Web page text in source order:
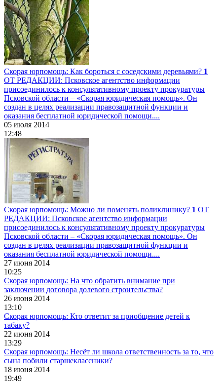
Скорая юрпомощь: Как бороться с соседскими деревьями? 1
ОТ РЕДАКЦИИ: Псковское агентство информации
присоединилось к консультативному проекту прокуратуры
Псковской области – «Скорая юридическая помощь». Он
создан в целях реализации правозащитной функции и
оказания бесплатной юридической помощи....
05 июля 2014
12:48
Скорая юрпомощь: Можно ли поменять поликлинику? 1 ОТ
РЕДАКЦИИ: Псковское агентство информации
присоединилось к консультативному проекту прокуратуры
Псковской области – «Скорая юридическая помощь». Он
создан в целях реализации правозащитной функции и
оказания бесплатной юридической помощи....
27 июня 2014
10:25
Скорая юрпомощь: На что обратить внимание при
заключении договора долевого строительства?
26 июня 2014
13:10
Скорая юрпомощь: Кто ответит за приобщение детей к
табаку?
22 июня 2014
13:29
Скорая юрпомощь: Несёт ли школа ответственность за то, что
сына побили старшеклассники?
18 июня 2014
19:49